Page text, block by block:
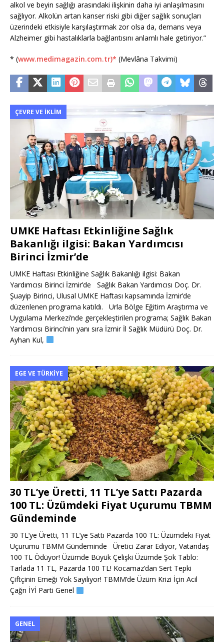
alkol ve beyin sağlığı arasındaki ilişkinin daha iyi anlaşılmasını
sağlıyor. Alkolün artan kanser riski gibi diğer sağlık sonuçları
üzerindeki etkisiyle karşılaştırmak zor olsa da, demans veya
Alzheimer gibi hastalıklarla bağlantısını anlamlı hale getiriyor.”
* (www.medimagazin.com.tr)* (Mevlâna Takvimi)
ÇEVRE VE İKLIM
UMKE Haftası Etkinliğine Sağlık
Bakanlığı ilgisi: Bakan Yardımcısı
Birinci İzmir’de
UMKE Haftası Etkinliğine Sağlık Bakanlığı ilgisi: Bakan
Yardımcısı Birinci İzmir’de Sağlık Bakan Yardımcısı Doç. Dr.
Şuayip Birinci, Ulusal UMKE Haftası kapsamında İzmir’de
düzenlenen programa katıldı. Urla Bölge Eğitim Araştırma ve
Uygulama Merkezi’nde gerçekleştirilen programa; Sağlık Bakan
Yardımcısı Birinci’nin yanı sıra İzmir İl Sağlık Müdürü Doç. Dr.
Ayhan Kul,
EGE VE TÜRKIYE
30 TL’ye Üretti, 11 TL’ye Sattı Pazarda
100 TL: Üzümdeki Fiyat Uçurumu TBMM
Gündeminde
30 TL’ye Üretti, 11 TL’ye Sattı Pazarda 100 TL: Üzümdeki Fiyat
Uçurumu TBMM Gündeminde Üretici Zarar Ediyor, Vatandaş
100 TL Ödüyor! Üzümde Büyük Çelişki Üzümde Şok Tablo:
Tarlada 11 TL, Pazarda 100 TL! Kocamaz’dan Sert Tepki
Çiftçinin Emeği Yok Sayılıyor! TBMM’de Üzüm Krizi İçin Acil
Çağrı İYİ Parti Genel
GENEL